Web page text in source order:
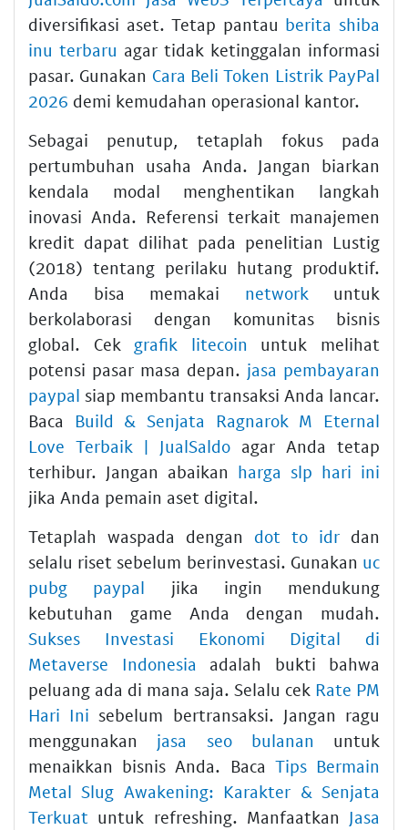
diversifikasi aset. Tetap pantau berita shiba
inu terbaru agar tidak ketinggalan informasi
pasar. Gunakan Cara Beli Token Listrik PayPal
2026 demi kemudahan operasional kantor.
Sebagai penutup, tetaplah fokus pada
pertumbuhan usaha Anda. Jangan biarkan
kendala modal menghentikan langkah
inovasi Anda. Referensi terkait manajemen
kredit dapat dilihat pada penelitian Lustig
(2018) tentang perilaku hutang produktif.
Anda bisa memakai networkuntuk
berkolaborasi dengan komunitas bisnis
global. Cek grafik litecoin untuk melihat
potensi pasar masa depan. jasa pembayaran
paypal siap membantu transaksi Anda lancar.
Baca Build & Senjata Ragnarok M Eternal
Love Terbaik | JualSaldo agar Anda tetap
terhibur. Jangan abaikan harga slp hari ini
jika Anda pemain aset digital.
Tetaplah waspada dengan dot to idr dan
selalu riset sebelum berinvestasi. Gunakan uc
pubg paypal jika ingin mendukung
kebutuhan game Anda dengan mudah.
Sukses Investasi Ekonomi Digital di
Metaverse Indonesia adalah bukti bahwa
peluang ada di mana saja. Selalu cek Rate PM
Hari Ini sebelum bertransaksi. Jangan ragu
menggunakan jasa seo bulanan untuk
menaikkan bisnis Anda. Baca Tips Bermain
Metal Slug Awakening: Karakter & Senjata
Terkuat untuk refreshing. Manfaatkan Jasa